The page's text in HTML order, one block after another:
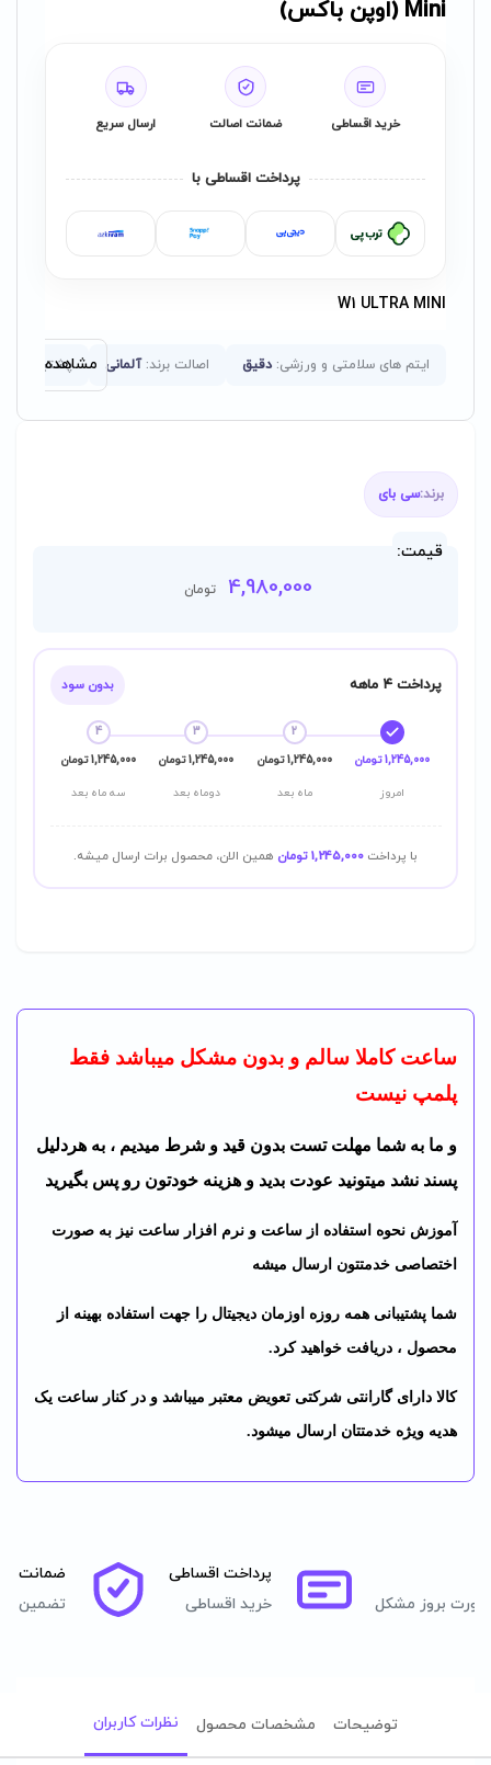
Mini (اوپن باکس)
خرید اقساطی ضمانت اصالت ارسال سریع
پرداخت اقساطی با
W1 ULTRA MINI
ایتم های سلامتی و ورزشی: دقیق اصالت برند: آلمانی پشتیبانی از
مشاهده همه
برند:سی بای
قیمت:
4,980,000 تومان
پرداخت ۴ ماهه بدون سود
1,245,000 تومان
امروز
2
1,245,000 تومان
ماه بعد
3
1,245,000 تومان
دوماه بعد
4
1,245,000 تومان
سه ماه بعد
با پرداخت 1,245,000 تومان همین الان، محصول برات ارسال میشه.
ساعت کاملا سالم و بدون مشکل میباشد فقط
پلمپ نیست
و ما به شما مهلت تست بدون قید و شرط میدیم ، به هردلیل
پسند نشد میتونید عودت بدید و هزینه خودتون رو پس بگیرید
آموزش نحوه استفاده از ساعت و نرم افزار ساعت نیز به صورت
اختصاصی خدمتتون ارسال میشه
شما پشتیبانی همه روزه اوزمان دیجیتال را جهت استفاده بهینه از
محصول ، دریافت خواهید کرد.
کالا دارای گارانتی شرکتی تعویض معتبر میباشد و در کنار ساعت یک
هدیه ویژه خدمتتان ارسال میشود.
بروز مشکل
پرداخت اقساطی
خرید اقساطی
ضمانت
تضمین
توضیحات مشخصات محصول نظرات کاربران